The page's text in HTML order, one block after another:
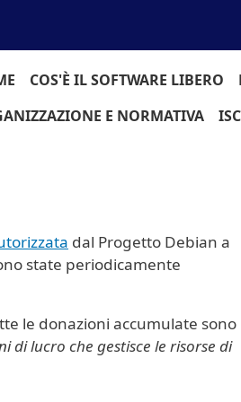
COS'È IL SOFTWARE LIBERO
E NORMATIVA
dal Progetto Debian a
state periodicamente
le donazioni accumulate sono
di lucro che gestisce le risorse di